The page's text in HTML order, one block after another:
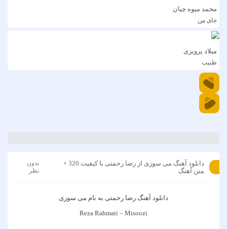
محمد میوه چیان
جای من
میلاد پرویزی
طبیب
دانلود آهنگ می سوزی از رضا رحمتی با کیفیت 320 +
متن آهنگ
بدون
نظر
دانلود آهنگ رضا رحمتی به نام می سوزی
Reza Rahmati – Misoozi